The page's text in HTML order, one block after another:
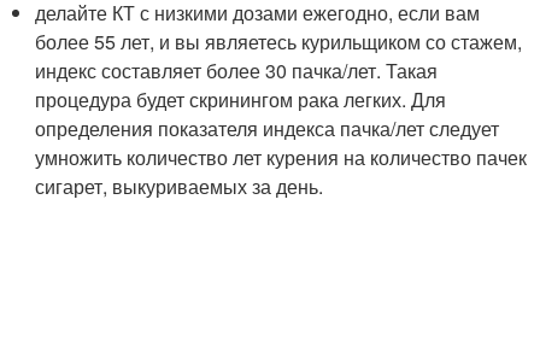
делайте КТ с низкими дозами ежегодно, если вам
более 55 лет, и вы являетесь курильщиком со стажем,
индекс составляет более 30 пачка/лет. Такая
процедура будет скринингом рака легких. Для
определения показателя индекса пачка/лет следует
умножить количество лет курения на количество пачек
сигарет, выкуриваемых за день.